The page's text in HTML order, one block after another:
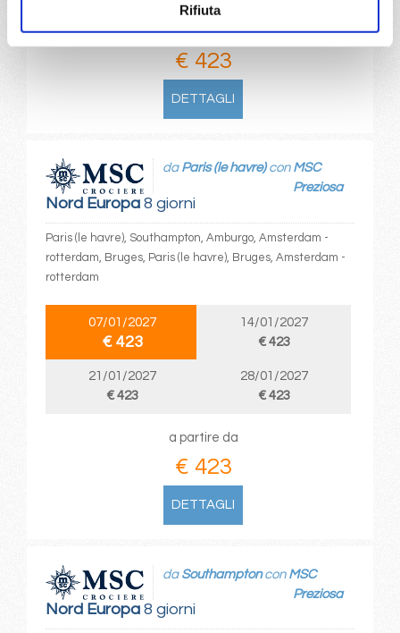
Rifiuta
a partire da
€ 423
DETTAGLI
Nord Europa8 giorni
da Paris (le havre)con MSC
Preziosa
Paris (le havre), Southampton, Amburgo, Amsterdam -
rotterdam, Bruges, Paris (le havre), Bruges, Amsterdam -
rotterdam
07/01/2027
€ 423
14/01/2027
€ 423
21/01/2027
€ 423
28/01/2027
€ 423
a partire da
€ 423
DETTAGLI
Nord Europa8 giorni
da Southamptoncon MSC
Preziosa